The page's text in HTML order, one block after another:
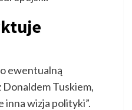
ewentualną
Tuskiem,
inna wizja polityki”.